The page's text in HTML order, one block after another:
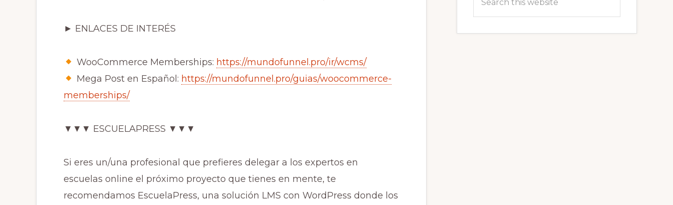
► ENLACES DE INTERÉS
WooCommerce Memberships: https://mundofunnel.pro/ir/wcms/
Mega Post en Español: https://mundofunnel.pro/guias/woocommerce-
memberships/
▼▼▼ ESCUELAPRESS ▼▼▼
Si eres un/una profesional que prefieres delegar a los expertos en
escuelas online el próximo proyecto que tienes en mente, te
recomendamos EscuelaPress, una solución LMS con WordPress donde los
this